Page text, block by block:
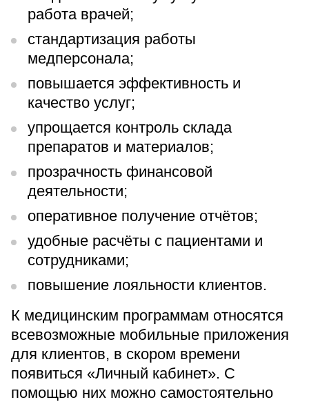
работа врачей;
стандартизация работы
медперсонала;
повышается эффективность и
качество услуг;
упрощается контроль склада
препаратов и материалов;
прозрачность финансовой
деятельности;
оперативное получение отчётов;
удобные расчёты с пациентами и
сотрудниками;
повышение лояльности клиентов.
К медицинским программам относятся
всевозможные мобильные приложения
для клиентов, в скором времени
появиться «Личный кабинет». С
помощью них можно самостоятельно